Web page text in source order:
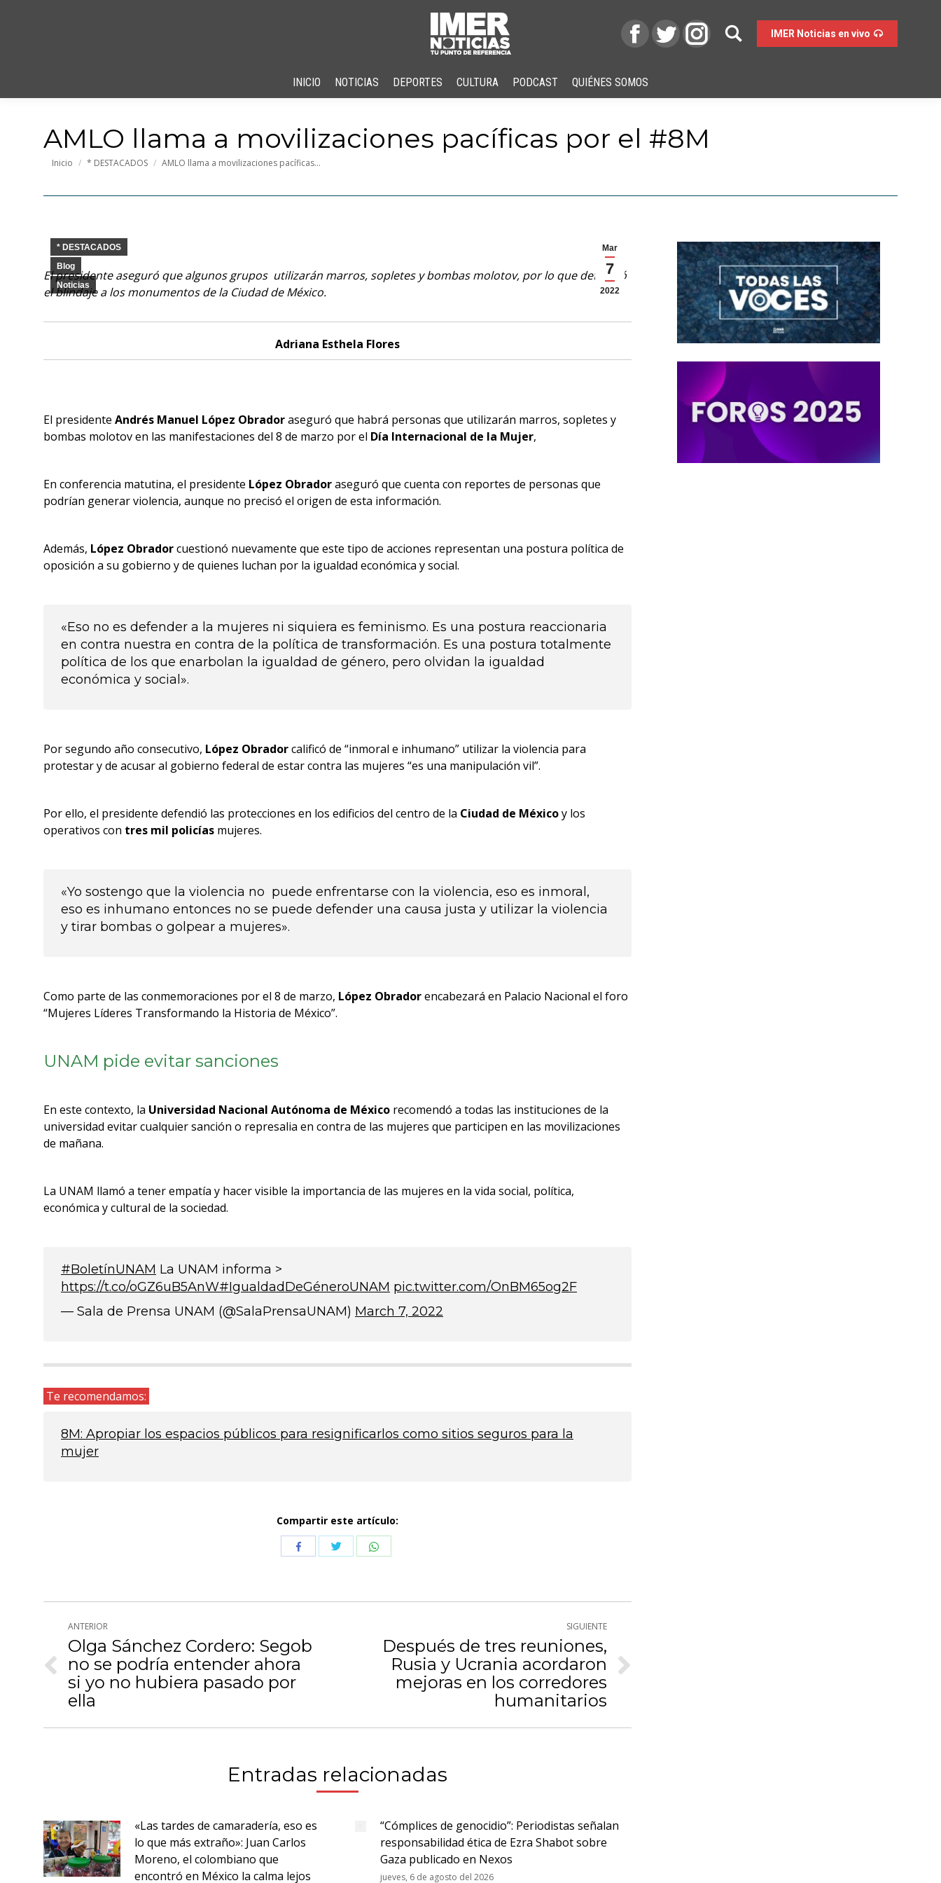
IMER Noticias en vivo
INICIO NOTICIAS DEPORTES CULTURA PODCAST QUIÉNES SOMOS
AMLO llama a movilizaciones pacíficas por el #8M
Estás aquí:
Inicio * DESTACADOS AMLO llama a movilizaciones pacíficas…
Mar
7
2022
* DESTACADOS
Blog
Noticias
El presidente aseguró que algunos grupos utilizarán marros, sopletes y bombas molotov, por lo que defendió
el blindaje a los monumentos de la Ciudad de México.
Adriana Esthela Flores
El presidente Andrés Manuel López Obradoraseguró que habrá personas que utilizarán marros, sopletes y
bombas molotov en las manifestaciones del 8 de marzo por el Día Internacional de la Mujer,
En conferencia matutina, el presidente López Obradoraseguró que cuenta con reportes de personas que
podrían generar violencia, aunque no precisó el origen de esta información.
Además, López Obradorcuestionó nuevamente que este tipo de acciones representan una postura política de
oposición a su gobierno y de quienes luchan por la igualdad económica y social.
«Eso no es defender a la mujeres ni siquiera es feminismo. Es una postura reaccionaria
en contra nuestra en contra de la política de transformación. Es una postura totalmente
política de los que enarbolan la igualdad de género, pero olvidan la igualdad
económica y social».
Por segundo año consecutivo, López Obradorcalificó de “inmoral e inhumano” utilizar la violencia para
protestar y de acusar al gobierno federal de estar contra las mujeres “es una manipulación vil”.
Por ello, el presidente defendió las protecciones en los edificios del centro de la Ciudad de Méxicoy los
operativos con tres mil policías mujeres.
«Yo sostengo que la violencia no puede enfrentarse con la violencia, eso es inmoral,
eso es inhumano entonces no se puede defender una causa justa y utilizar la violencia
y tirar bombas o golpear a mujeres».
Como parte de las conmemoraciones por el 8 de marzo, López Obradorencabezará en Palacio Nacional el foro
“Mujeres Líderes Transformando la Historia de México”.
UNAM pide evitar sanciones
En este contexto, la Universidad Nacional Autónoma de México recomendó a todas las instituciones de la
universidad evitar cualquier sanción o represalia en contra de las mujeres que participen en las movilizaciones
de mañana.
La UNAM llamó a tener empatía y hacer visible la importancia de las mujeres en la vida social, política,
económica y cultural de la sociedad.
#BoletínUNAM La UNAM informa >
https://t.co/oGZ6uB5AnW#IgualdadDeGéneroUNAM pic.twitter.com/OnBM65og2F
— Sala de Prensa UNAM (@SalaPrensaUNAM) March 7, 2022
Te recomendamos:
8M: Apropiar los espacios públicos para resignificarlos como sitios seguros para la
mujer
Compartir este artículo:
CompartirCompartirCompartir
Navegación
entre
publicaciones
ANTERIOR
Publicación
anterior:
Olga Sánchez Cordero: Segob
no se podría entender ahora
si yo no hubiera pasado por
ella
SIGUIENTE
Publicación
siguiente:
Después de tres reuniones,
Rusia y Ucrania acordaron
mejoras en los corredores
humanitarios
Entradas relacionadas
«Las tardes de camaradería, eso es
lo que más extraño»: Juan Carlos
Moreno, el colombiano que
encontró en México la calma lejos
“Cómplices de genocidio”: Periodistas señalan
responsabilidad ética de Ezra Shabot sobre
Gaza publicado en Nexos
jueves, 6 de agosto del 2026